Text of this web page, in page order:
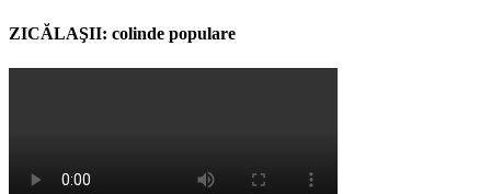
ZICĂLAŞII: colinde populare